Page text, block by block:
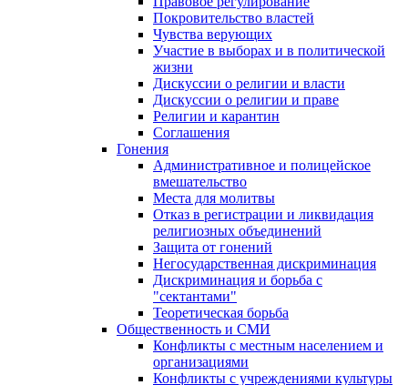
Покровительство властей
Чувства верующих
Участие в выборах и в политической
жизни
Дискуссии о религии и власти
Дискуссии о религии и праве
Религии и карантин
Соглашения
Гонения
Административное и полицейское
вмешательство
Места для молитвы
Отказ в регистрации и ликвидация
религиозных объединений
Защита от гонений
Негосударственная дискриминация
Дискриминация и борьба с
"сектантами"
Теоретическая борьба
Общественность и СМИ
Конфликты с местным населением и
организациями
Конфликты с учреждениями культуры